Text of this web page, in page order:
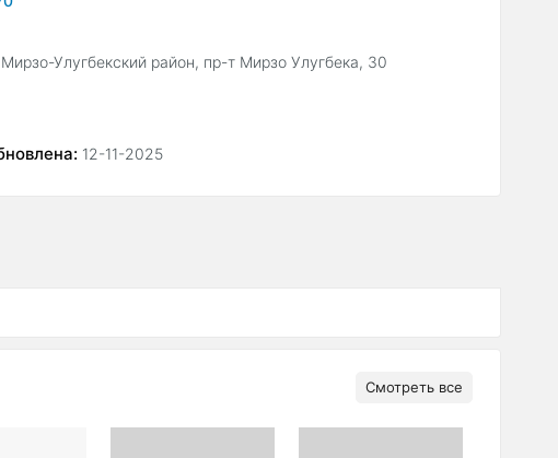
Улугбекский район, пр-т Мирзо Улугбека, 30
12-11-2025
Смотреть все